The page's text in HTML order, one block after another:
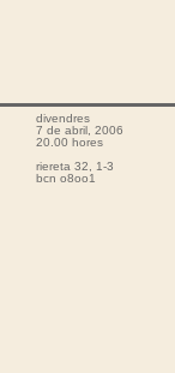
divendres
7 de abril, 2006
20.00 hores
riereta 32, 1-3
bcn o8oo1